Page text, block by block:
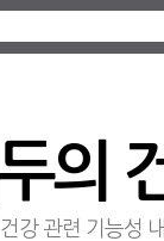
의
강 관련 기능성